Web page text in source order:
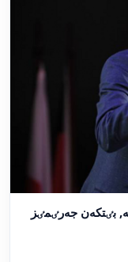
بٸتكەن جەرٸمٸز